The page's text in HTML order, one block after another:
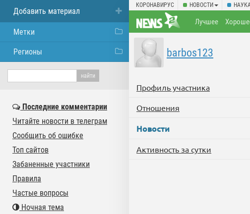
КОРОНАВИРУС НОВОСТИ
Лучшее
barbos123
Профиль участника
Отношения
Новости
Активность за сутки
Добавить материал
Метки
Регионы
Последние комментарии
Читайте новости в телеграм
Сообщить об ошибке
Топ сайтов
Забаненные участники
Правила
Частые вопросы
Ночная тема